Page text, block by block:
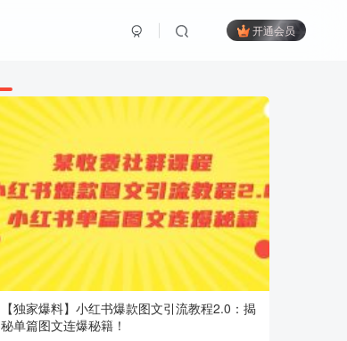
开通会员
【独家爆料】小红书爆款图文引流教程2.0：揭
秘单篇图文连爆秘籍！